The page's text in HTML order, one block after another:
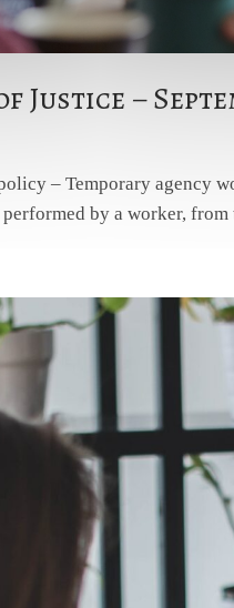
Justice –
– Temporary agency
by a worker,